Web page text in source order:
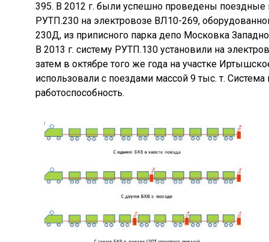
395. В 2012 г. были успешно проведены поездные
РУТП.230 на электровозе ВЛ10-269,
230Д, из приписного парка депо Московка
В 2013 г. систему РУТП.130 установили на
затем в октябре того же года на участке
использовали с поездами массой 9 тыс. т. Система
работоспособность.